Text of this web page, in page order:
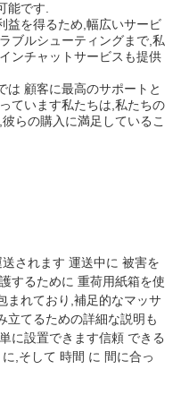
能です.
益を得るため,幅広いサービ
ブルシューティングまで,私
ンチャットサービスも提供
は 顧客に最高のサポートと
ています私たちは,私たちの
らの購入に満足しているこ
されます 運送中に 被害を
するために 重荷用紙箱を使
まれており,補足的なマッサ
立てるための詳細な説明も
に設置できます信頼 できる
,そして 時間 に 間に合っ